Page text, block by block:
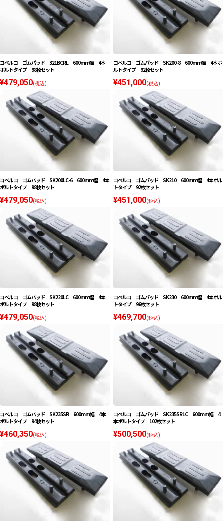
コベルコ ゴムパッド 321BCRL 600mm幅 4本
ボルトタイプ 98枚セット
¥479,050(税込)
コベルコ ゴムパッド SK200-8 600mm幅 4本ボ
ルトタイプ 92枚セット
¥451,000(税込)
コベルコ ゴムパッド SK200LC-6 600mm幅 4本
ボルトタイプ 98枚セット
¥479,050(税込)
コベルコ ゴムパッド SK210 600mm幅 4本ボル
トタイプ 92枚セット
¥451,000(税込)
コベルコ ゴムパッド SK220LC 600mm幅 4本
ボルトタイプ 98枚セット
¥479,050(税込)
コベルコ ゴムパッド SK230 600mm幅 4本ボル
トタイプ 96枚セット
¥469,700(税込)
コベルコ ゴムパッド SK235SR 600mm幅 4本
ボルトタイプ 94枚セット
¥460,350(税込)
コベルコ ゴムパッド SK235SRLC 600mm幅 4
本ボルトタイプ 102枚セット
¥500,500(税込)